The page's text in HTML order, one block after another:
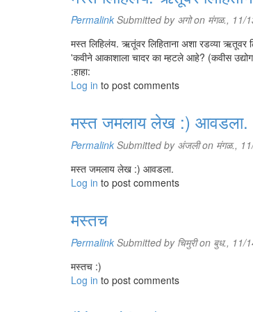
Permalink Submitted by अगोon मंगळ., 11/
मस्त लिहिलंय. ऋतूंवर लिहिताना अशा रडव्या ऋतूवर
'कवीने आकाशाला चादर का म्हटले आहे? (कवीस उद्योग
:हाहा:
Log in to post comments
मस्त जमलाय लेख :) आवडला.
Permalink Submitted by अंजलीon मंगळ.,
मस्त जमलाय लेख :) आवडला.
Log in to post comments
मस्तच
Permalink Submitted by चिमुरीon बुध., 11/
मस्तच :)
Log in to post comments